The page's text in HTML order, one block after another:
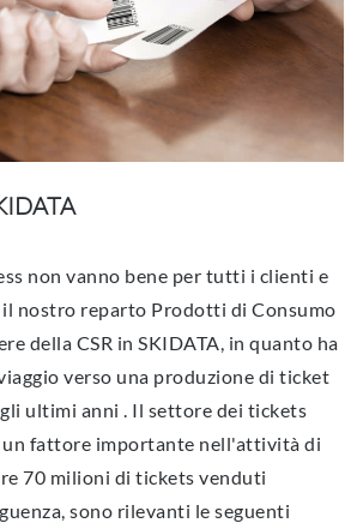
non vanno bene per tutti i clienti e
il nostro reparto Prodotti di Consumo
della CSR in SKIDATA, in quanto ha
verso una produzione di ticket
ultimi anni . Il settore dei tickets
un fattore importante nell'attività di
70 milioni di tickets venduti
sono rilevanti le seguenti